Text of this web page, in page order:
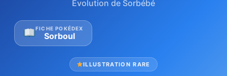
Évolution de Sorbébé
FICHE POKÉDEX
Sorboul
ILLUSTRATION RARE